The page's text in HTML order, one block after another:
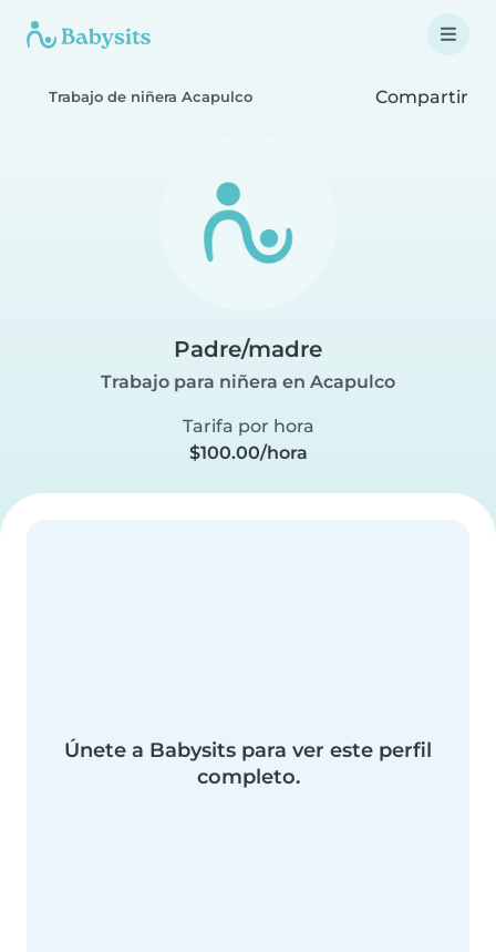
Trabajo de niñera Acapulco Compartir
Padre/madre
Trabajo para niñera en Acapulco
Tarifa por hora
$100.00/hora
Únete a Babysits para ver este perfil
completo.